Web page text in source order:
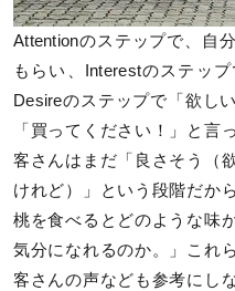
Attentionのステップで、自
もらい、Interestのステッ
Desireのステップで「欲し
「買ってください！」と言
客さんはまだ「良さそう（
けれど）」という段階だか
桃を食べるとどのような味
気分になれるのか。」これ
客さんの声なども参考にし